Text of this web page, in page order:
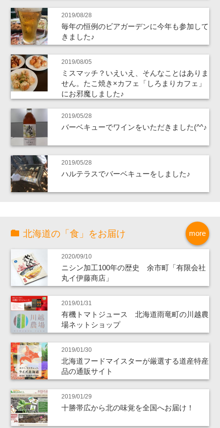
2019/08/28
毎年の恒例のビアガーデンに今年も参加して
きました♪
2019/08/05
ミスマッチ？いえいえ、そんなことはありま
せん。たこ焼き×カフェ「しろまりカフェ」
にお邪魔しました♪
2019/05/28
バーベキューでワインをいただきました(^^♪
2019/05/28
ハルテラスでバーベキューをしました♪
more
北海道の「食」をお届け
2020/09/10
ニシン加工100年の歴史 余市町「有限会社
丸イ伊藤商店」
2019/01/31
有機トマトジュース 北海道雨竜町の川越農
場ネットショップ
2019/01/30
北海道フードマイスターが厳選する道産特産
品の通販サイト
2019/01/29
十勝帯広から北の味覚を全国へお届け！